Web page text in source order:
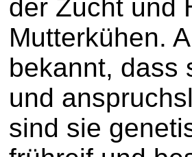
der Zucht und
Mutterkühen.
bekannt, dass
und
sind sie